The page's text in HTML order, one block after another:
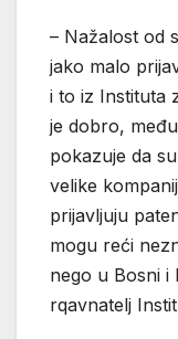
– Nažalost od
jako malo
i to iz Instituta
je dobro,
pokazuje da
velike
prijavljuju
mogu reći
nego u Bosni i
rqavnatelj